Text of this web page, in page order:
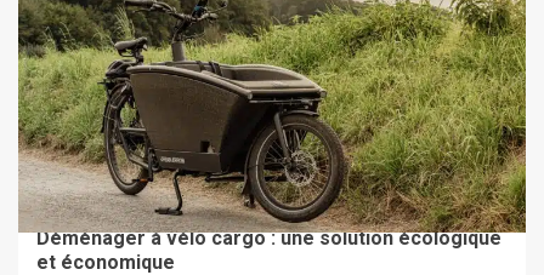
À LA UNE DÉMÉNAGEMENT
Déménager à vélo cargo : une solution écologique
et économique